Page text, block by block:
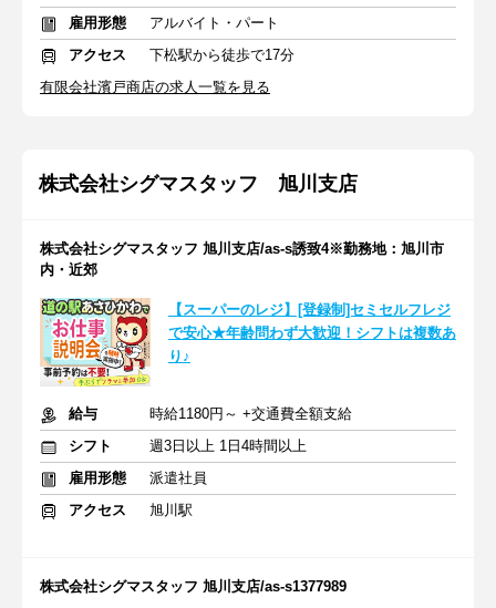
雇用形態
アルバイト・パート
アクセス
下松駅から徒歩で17分
有限会社濱戸商店の求人一覧を見る
株式会社シグマスタッフ 旭川支店
株式会社シグマスタッフ 旭川支店/as-s誘致4※勤務地：旭川市
内・近郊
【スーパーのレジ】[登録制]セミセルフレジ
で安心★年齢問わず大歓迎！シフトは複数あ
り♪
給与
時給1180円～ +交通費全額支給
シフト
週3日以上 1日4時間以上
雇用形態
派遣社員
アクセス
旭川駅
株式会社シグマスタッフ 旭川支店/as-s1377989